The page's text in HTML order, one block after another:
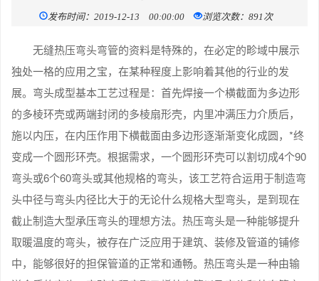
发布时间：2019-12-13 00:00:00 浏览次数：891次
无缝热压弯头弯管的资料是特殊的，在必定的畛域中展示
独处一格的应用之宝，在某种程度上影响着其他的行业的发
展。弯头成型基本工艺过程是：首先焊接一个横截面为多边形
的多棱环壳或两端封闭的多棱扇形壳，内里冲满压力介质后，
施以内压，在内压作用下横截面由多边形逐渐渐变化成圆，*终
变成一个圆形环壳。根据需求，一个圆形环壳可以割切成4个90
弯头或6个60弯头或其他规格的弯头，该工艺符合运用于制造弯
头中径与弯头内径比大于的无论什么规格大型弯头，是到现在
截止制造大型承压弯头的理想方法。热压弯头是一种能够提升
取暖温度的弯头，被存在广泛应用于建筑、装修及管道的铺修
中，能够很好的担保管道的正常和通畅。热压弯头是一种由输